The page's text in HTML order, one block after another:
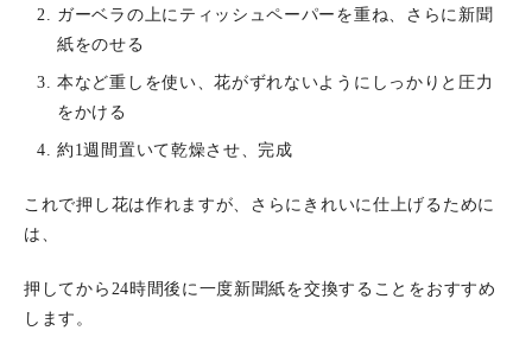
ガーベラの上にティッシュペーパーを重ね、さらに新聞
紙をのせる
本など重しを使い、花がずれないようにしっかりと圧力
をかける
約1週間置いて乾燥させ、完成
これで押し花は作れますが、さらにきれいに仕上げるために
は、
押してから24時間後に一度新聞紙を交換することをおすすめ
します。